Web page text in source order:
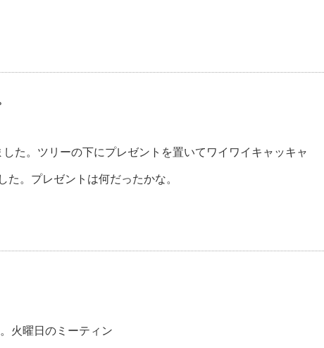
た。ツリーの下にプレゼントを置いてワイワイキャッキャ
。プレゼントは何だったかな。
火曜日のミーティン